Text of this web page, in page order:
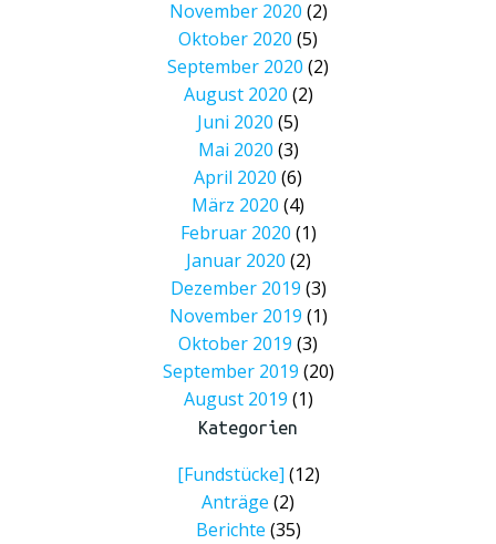
November 2020 (2)
Oktober 2020 (5)
September 2020 (2)
August 2020 (2)
Juni 2020 (5)
Mai 2020 (3)
April 2020 (6)
März 2020 (4)
Februar 2020 (1)
Januar 2020 (2)
Dezember 2019 (3)
November 2019 (1)
Oktober 2019 (3)
September 2019 (20)
August 2019 (1)
Kategorien
[Fundstücke] (12)
Anträge (2)
Berichte (35)